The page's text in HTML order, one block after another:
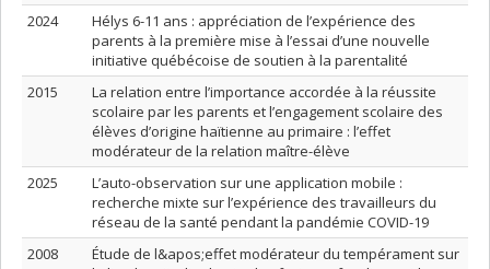
2024
Hélys 6-11 ans : appréciation de l’expérience des
parents à la première mise à l’essai d’une nouvelle
initiative québécoise de soutien à la parentalité
2015
La relation entre l’importance accordée à la réussite
scolaire par les parents et l’engagement scolaire des
élèves d’origine haïtienne au primaire : l’effet
modérateur de la relation maître-élève
2025
L’auto-observation sur une application mobile :
recherche mixte sur l’expérience des travailleurs du
réseau de la santé pendant la pandémie COVID-19
2008
Étude de l&apos;effet modérateur du tempérament sur